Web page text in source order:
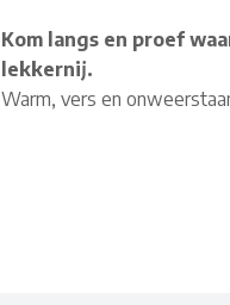
Kom langs en proef
lekkernij.
Warm, vers en